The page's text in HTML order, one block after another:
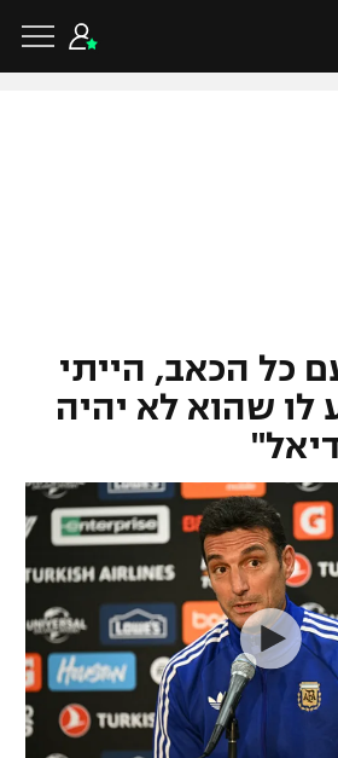
כל הכאב, הייתי
לו שהוא לא יהיה